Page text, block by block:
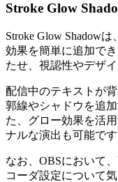
Stroke Glow
Stroke Glow Shadow
効果を簡単に追加で
たせ、視認性やデザ
配信中のテキストが
郭線やシャドウを追
た、グロー効果を活
ナルな演出も可能です
なお、OBSにおいて
コーダ設定について